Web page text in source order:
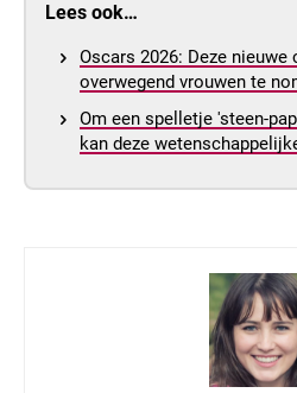
Lees ook…
Oscars 2026: Deze
overwegend vrouwen te
Om een spelletje 'steen-
kan deze